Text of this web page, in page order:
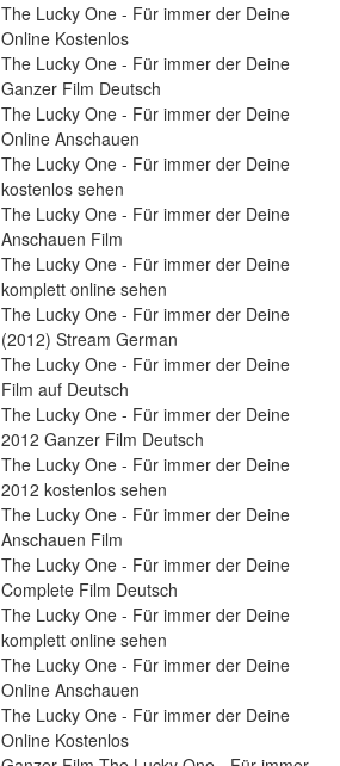
The Lucky One - Für immer der Deine
Online Kostenlos
The Lucky One - Für immer der Deine
Ganzer Film Deutsch
The Lucky One - Für immer der Deine
Online Anschauen
The Lucky One - Für immer der Deine
kostenlos sehen
The Lucky One - Für immer der Deine
Anschauen Film
The Lucky One - Für immer der Deine
komplett online sehen
The Lucky One - Für immer der Deine
(2012) Stream German
The Lucky One - Für immer der Deine
Film auf Deutsch
The Lucky One - Für immer der Deine
2012 Ganzer Film Deutsch
The Lucky One - Für immer der Deine
2012 kostenlos sehen
The Lucky One - Für immer der Deine
Anschauen Film
The Lucky One - Für immer der Deine
Complete Film Deutsch
The Lucky One - Für immer der Deine
komplett online sehen
The Lucky One - Für immer der Deine
Online Anschauen
The Lucky One - Für immer der Deine
Online Kostenlos